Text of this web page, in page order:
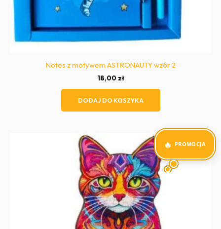
Notes z motywem ASTRONAUTY wzór 2
18,00 zł
DODAJ DO KOSZYKA
PROMOCJA